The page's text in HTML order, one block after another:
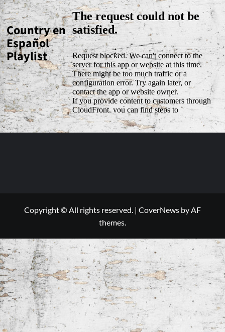
Country en
Español
Playlist
Copyright © All rights reserved. | CoverNews by AF
themes.